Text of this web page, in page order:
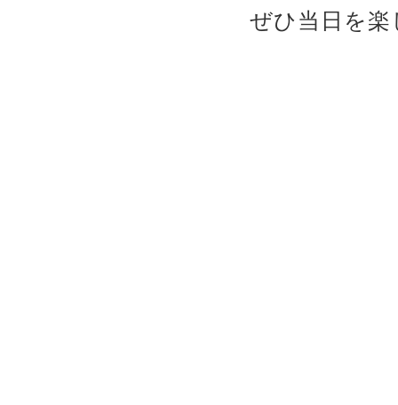
ぜひ当日を